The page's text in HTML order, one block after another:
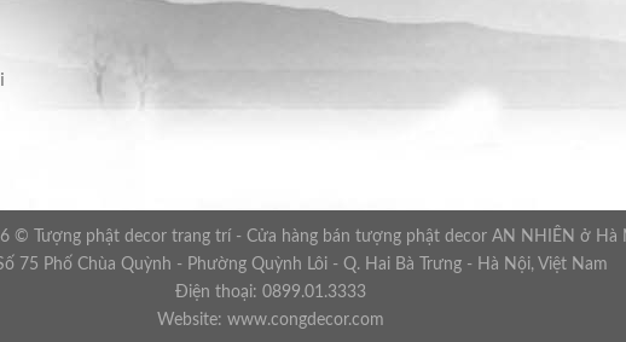
© Tượng phật decor trang trí - Cửa hàng bán tượng phật decor AN NHIÊN ở Hà
75 Phố Chùa Quỳnh - Phường Quỳnh Lôi - Q. Hai Bà Trưng - Hà Nội, Việt Nam
Điện thoại: 0899.01.3333
Website: www.congdecor.com